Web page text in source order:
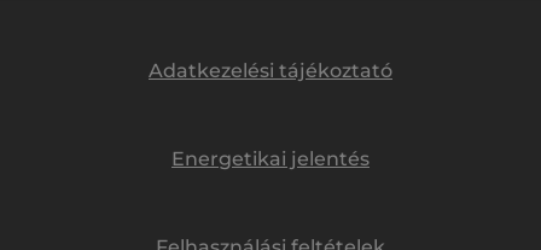
Adatkezelési tájékoztató
Energetikai jelentés